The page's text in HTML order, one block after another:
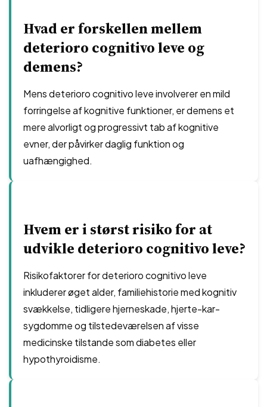
Hvad er forskellen mellem
deterioro cognitivo leve og
demens?
Mens deterioro cognitivo leve involverer en mild
forringelse af kognitive funktioner, er demens et
mere alvorligt og progressivt tab af kognitive
evner, der påvirker daglig funktion og
uafhængighed.
Hvem er i størst risiko for at
udvikle deterioro cognitivo leve?
Risikofaktorer for deterioro cognitivo leve
inkluderer øget alder, familiehistorie med kognitiv
svækkelse, tidligere hjerneskade, hjerte-kar-
sygdomme og tilstedeværelsen af ​​visse
medicinske tilstande som diabetes eller
hypothyroidisme.